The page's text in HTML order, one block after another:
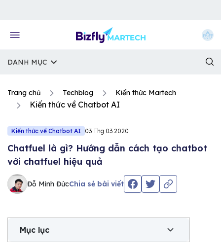
DANH MỤC
Trang chủ Techblog Kiến thức Martech
Kiến thức về Chatbot AI
Kiến thức về Chatbot AI 03 Thg 03 2020
Chatfuel là gì? Hướng dẫn cách tạo chatbot
với chatfuel hiệu quả
Đỗ Minh ĐứcChia sẻ bài viết
Mục lục